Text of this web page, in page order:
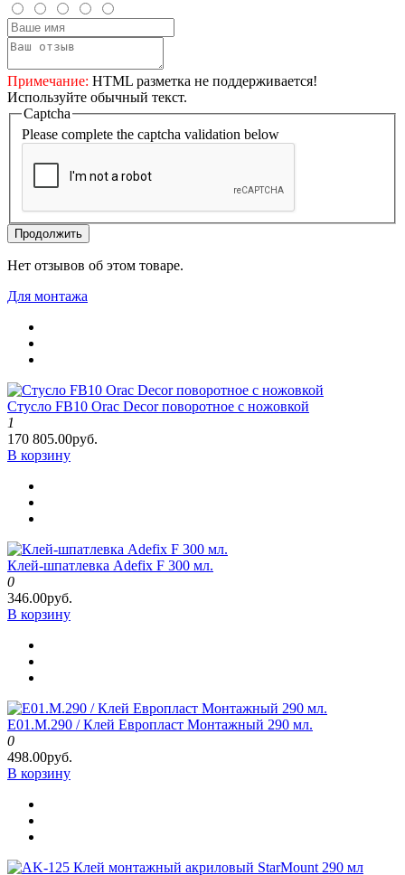
Примечание: HTML разметка не поддерживается!
Используйте обычный текст.
Captcha
Please complete the captcha validation below
Продолжить
Нет отзывов об этом товаре.
Для монтажа
Стусло FB10 Orac Decor поворотное с ножовкой
1
170 805.00руб.
В корзину
Клей-шпатлевка Adefix F 300 мл.
0
346.00руб.
В корзину
E01.M.290 / Клей Европласт Монтажный 290 мл.
0
498.00руб.
В корзину